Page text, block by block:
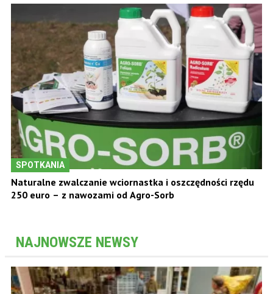
SPOTKANIA
Naturalne zwalczanie wciornastka i oszczędności rzędu
250 euro – z nawozami od Agro-Sorb
NAJNOWSZE NEWSY